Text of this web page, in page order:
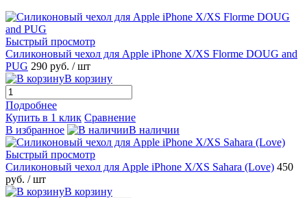
Быстрый просмотр
Силиконовый чехол для Apple iPhone X/XS Florme DOUG and
PUG 290 руб. / шт
В корзину
Подробнее
Купить в 1 клик Сравнение
В избранное
В наличии
Быстрый просмотр
Силиконовый чехол для Apple iPhone X/XS Sahara (Love) 450
руб. / шт
В корзину